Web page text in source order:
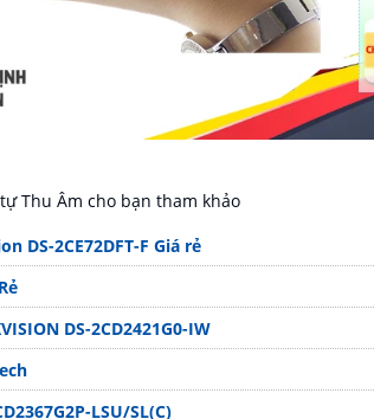
Thu Âm cho bạn tham khảo
DS-2CE72DFT-F Giá rẻ
DS-2CD2421G0-IW
LSU/SL(C)